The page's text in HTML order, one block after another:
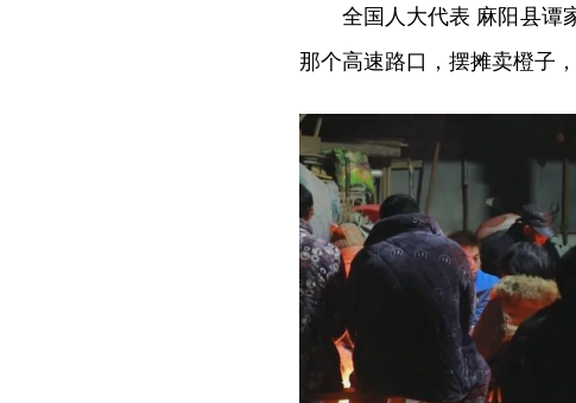
全国人大代表 麻阳县谭
那个高速路口，摆摊卖橙子